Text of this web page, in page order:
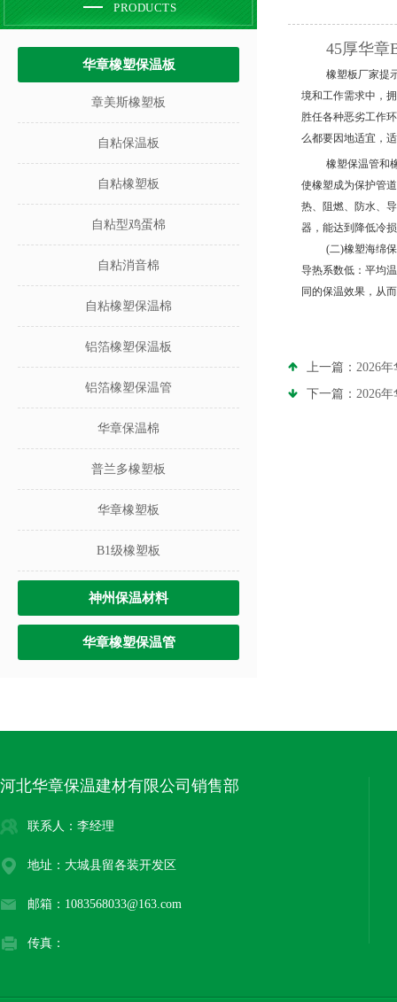
PRODUCTS
华章橡塑保温板
章美斯橡塑板
自粘保温板
自粘橡塑板
自粘型鸡蛋棉
自粘消音棉
自粘橡塑保温棉
铝箔橡塑保温板
铝箔橡塑保温管
华章保温棉
普兰多橡塑板
华章橡塑板
B1级橡塑板
神州保温材料
华章橡塑保温管
45厚华章
橡塑板厂家提
境和工作需求中，
胜任各种恶劣工作
么都要因地适宜，
橡塑保温管和
使橡塑成为保护管
热、阻燃、防水、
器，能达到降低冷
(二)橡塑海绵
导热系数低：平均
同的保温效果，从
上一篇： 2026
下一篇： 2026
河北华章保温建材有限公司销售部
联系人：李经理
地址：大城县留各装开发区
邮箱：1083568033@163.com
传真：